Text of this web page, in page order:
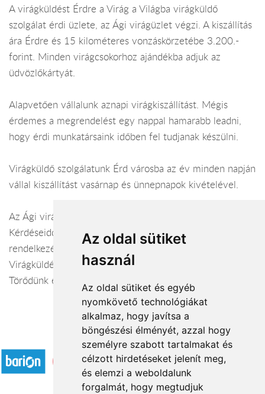
Az oldal sütiket
használ
Az oldal sütiket és egyéb
nyomkövető technológiákat
alkalmaz, hogy javítsa a
böngészési élményét, azzal hogy
személyre szabott tartalmakat és
célzott hirdetéseket jelenít meg,
és elemzi a weboldalunk
forgalmát, hogy megtudjuk
A virágküldést Érdre a Virág a Világba virágküldő
szolgálat érdi üzlete, az Ági virágüzlet végzi. A kiszállítás
ára Érdre és 15 kilométeres vonzáskörzetébe 3.200.-
forint. Minden virágcsokorhoz ajándékba adjuk az
üdvözlőkártyát.
Alapvetően vállalunk aznapi virágkiszállítást. Mégis
érdemes a megrendelést egy nappal hamarabb leadni,
hogy érdi munkatársaink időben fel tudjanak készülni.
Virágküldő szolgálatunk Érd városba az év minden napján
vállal kiszállítást vasárnap és ünnepnapok kivételével.
Az Ági virágüzlet virágüzlet webáruháza:
Kérdéseiddel kapcsolatban örömmel állunk
rendelkezésedre.
Virágküldés Érd
Törődünk egymással
Elfogadott fizetési módok